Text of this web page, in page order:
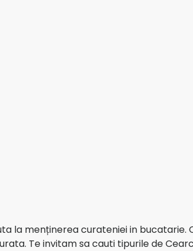
la menținerea curateniei in
Te invitam sa cauti tipurile de